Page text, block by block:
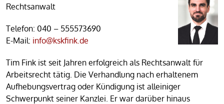
Rechtsanwalt
Telefon: 040 – 555573690
E-Mail: info@kskfink.de
Tim Fink ist seit Jahren erfolgreich als Rechtsanwalt für
Arbeitsrecht tätig. Die Verhandlung nach erhaltenem
Aufhebungsvertrag oder Kündigung ist alleiniger
Schwerpunkt seiner Kanzlei. Er war darüber hinaus